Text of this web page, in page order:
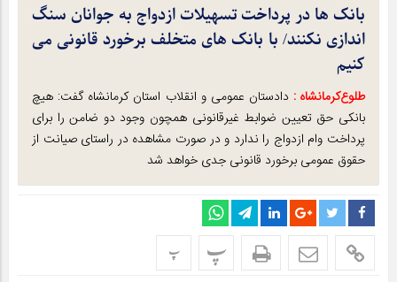
بانک ها در پرداخت تسهیلات ازدواج به جوانان سنگ
اندازی نکنند/ با بانک های متخلف برخورد قانونی می
کنیم
طلوع‌‌کرمانشاه : دادستان عمومی و انقلاب استان کرمانشاه گفت: هیچ
بانکی حق تعیین ضوابط غیرقانونی همچون وجود دو ضامن را برای
پرداخت وام ازدواج را ندارد و در صورت مشاهده در راستای صیانت از
حقوق عمومی برخورد قانونی جدی خواهد شد
پ پ